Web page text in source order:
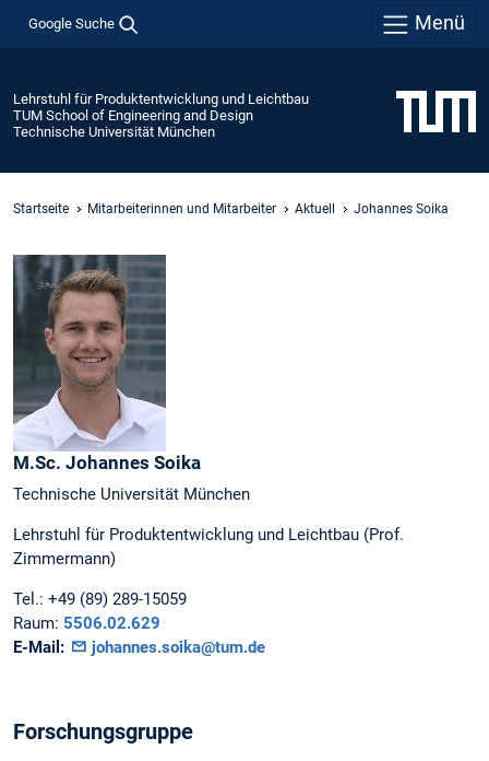
Google Suche Menü
Lehrstuhl für Produktentwicklung und Leichtbau
TUM School of Engineering and Design
Technische Universität München
Startseite Mitarbeiterinnen und Mitarbeiter Aktuell Johannes Soika
M.Sc. Johannes Soika
Technische Universität München
Lehrstuhl für Produktentwicklung und Leichtbau (Prof.
Zimmermann)
Tel.: +49 (89) 289-15059
Raum: 5506.02.629
E-Mail:
johannes.soika@tum.de
Forschungsgruppe